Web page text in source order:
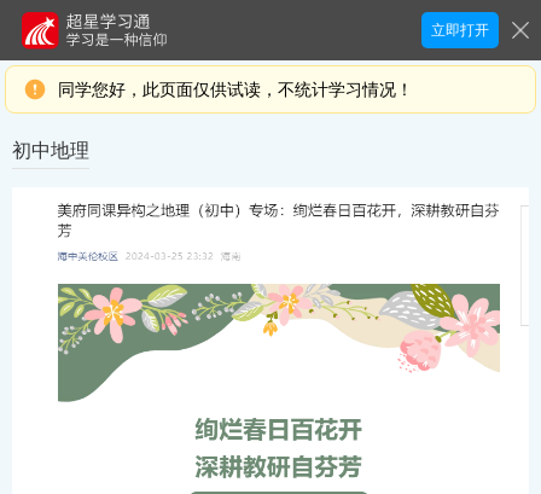
立即打开
同学您好，此页面仅供试读，不统计学习情况！
初中地理